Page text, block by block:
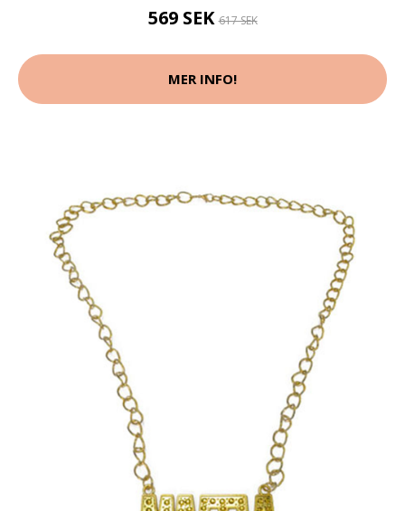
569 SEK617 SEK
MER INFO!